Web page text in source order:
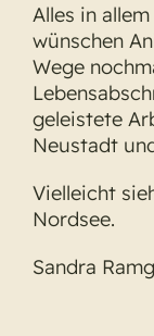
Alles in
wünschen
Wege
geleistete
Neustadt
Vielleicht
Nordsee.
Sandra